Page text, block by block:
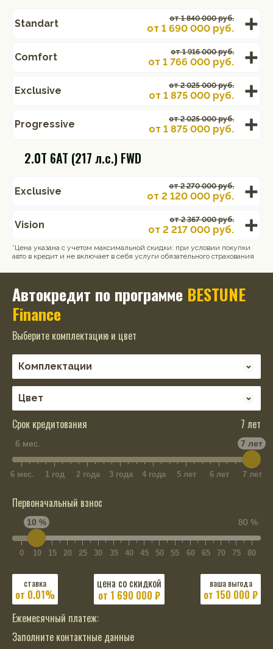
Standart от 1 840 000 руб.
от 1 690 000 руб.
Comfort от 1 916 000 руб.
от 1 766 000 руб.
Exclusive от 2 025 000 руб.
от 1 875 000 руб.
Progressive от 2 025 000 руб.
от 1 875 000 руб.
2.0T 6AT (217 л.с.) FWD
Exclusive от 2 270 000 руб.
от 2 120 000 руб.
Vision от 2 367 000 руб.
от 2 217 000 руб.
*Цена указана с учетом максимальной скидки: при условии покупки
авто в кредит и не включает в себя услуги обязательного страхования
Автокредит по программе BESTUNE
Finance
Выберите комплектацию и цвет
Срок кредитования 7 лет
6 мес. 7 лет
6 мес. 1 год 2 года 3 года 4 года 5 лет 6 лет 7 лет
Первоначальный взнос
80 %
10 %
0 10 15 20 25 30 35 40 45 50 55 60 65 70 75 80
ставка
от 0.01%
цена со скидкой
от 1 690 000 ₽
ваша выгода
от 150 000 ₽
Ежемесячный платеж:
Заполните контактные данные